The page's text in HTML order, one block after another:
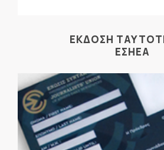
ΕΚΔΟΣΗ
ΕΣΗΕΑ